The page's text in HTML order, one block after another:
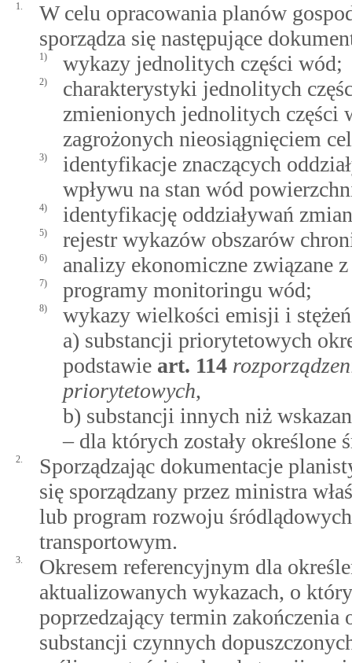
1.
W celu opracowania planów
sporządza się następujące
1) wykazy jednolitych części wód;
2)
charakterystyki jednolitych
zmienionych jednolitych części
zagrożonych nieosiągnięciem
3)
identyfikacje znaczących
wpływu na stan wód
4) identyfikację oddziaływań
5) rejestr wykazów obszarów
6) analizy ekonomiczne związane
7) programy monitoringu wód;
8)
wykazy wielkości emisji i
a) substancji priorytetowych
podstawie art. 114
priorytetowych,
b) substancji innych niż
– dla których zostały określone
2.
Sporządzając dokumentacje
się sporządzany przez ministra
lub program rozwoju
transportowym.
3.
Okresem referencyjnym dla
aktualizowanych wykazach, o
poprzedzający termin
substancji czynnych